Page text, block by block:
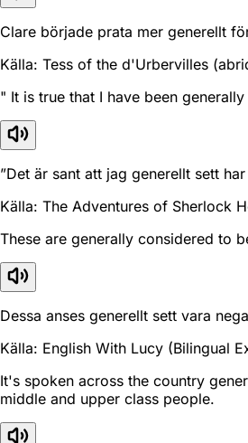
Clare började prata mer generellt
Källa: Tess of the d'Urbervilles
" It is true that I have been
”Det är sant att jag generellt sett
Källa: The Adventures of Sherlock
These are generally considered to
Dessa anses generellt sett vara
Källa: English With Lucy (Bilingual
It's spoken across the country
middle and upper class people.